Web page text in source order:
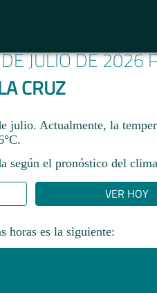
JULIO DE 2026
CRUZ
julio. Actualmente, la
según el pronóstico del
VER HOY
horas es la siguiente: